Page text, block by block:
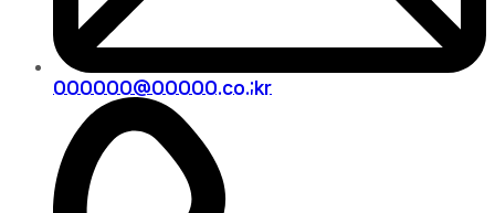
000000@00000.co.;kr